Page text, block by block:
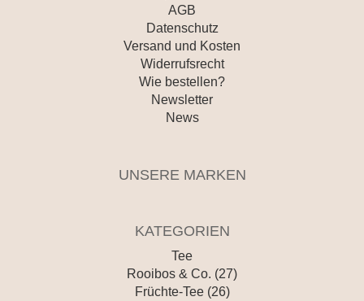
AGB
Datenschutz
Versand und Kosten
Widerrufsrecht
Wie bestellen?
Newsletter
News
UNSERE MARKEN
KATEGORIEN
Tee
Rooibos & Co. (27)
Früchte-Tee (26)